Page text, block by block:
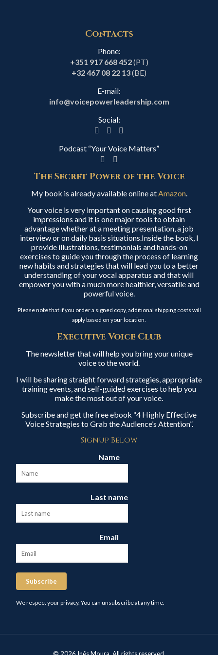
Contacts
Phone:
+351 917 668 452(PT)
+32 467 08 22 13(BE)
E-mail:
info@voicepowerleadership.com
Social:
Podcast “Your Voice Matters”
The Secret Power of the Voice
My book is already available online atAmazon.
Your voice is very important on causing good first
impressions and it is one major tools to obtain
advantage whether at a meeting presentation, a job
interview or on daily basis situations.Inside the book, I
provide illustrations, testimonials and hands-on
exercises to guide you through the process of learning
new habits and strategies that will lead you to a better
understanding of your vocal apparatus and that will
empower you with a much more healthier, versatile and
powerful voice.
Please note that if you order a signed copy, additional shipping costs will
apply based on your location.
Executive Voice Club
The newsletter that will help you bring your unique
voice to the world.
I will be sharing straight forward strategies, appropriate
training events, and self-guided exercises to help you
make the most out of your voice.
Subscribe and get the free ebook “4 Highly Effective
Voice Strategies to Grab the Audience’s Attention”.
Signup Below
Name
Last name
Email
Subscribe
We respect your privacy. You can unsubscribe at any time.